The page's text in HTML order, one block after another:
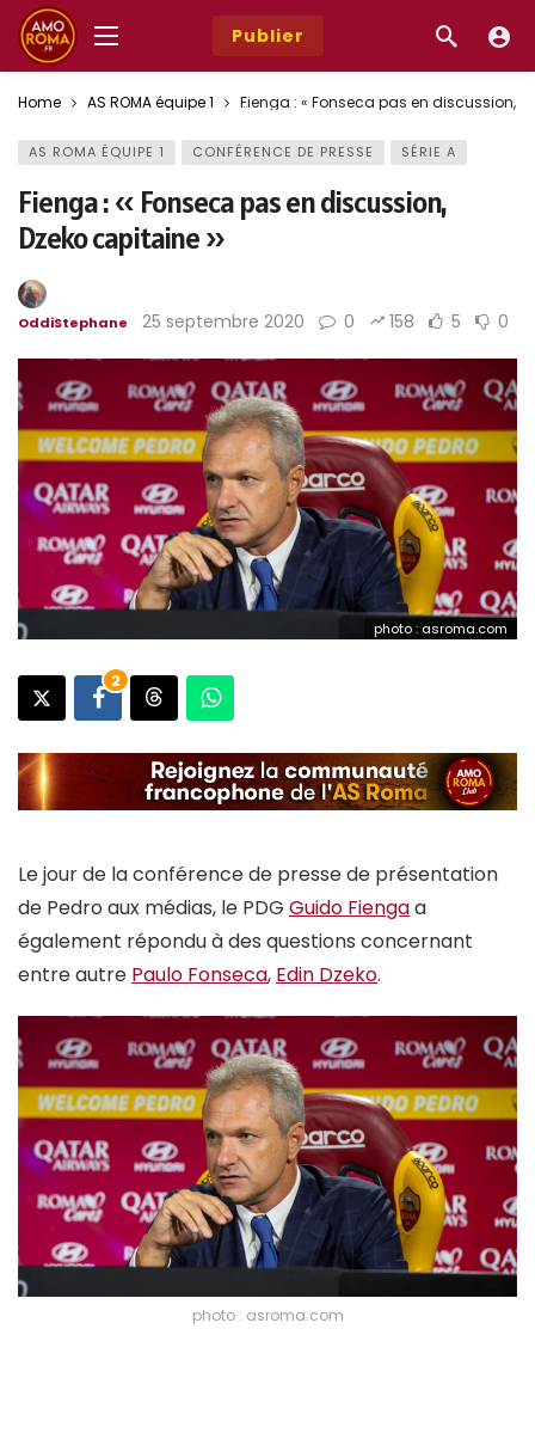
Publier
Home AS ROMA équipe 1 Fienga : « Fonseca pas en discussion,
AS ROMA ÉQUIPE 1 CONFÉRENCE DE PRESSE SÉRIE A
Fienga : « Fonseca pas en discussion,
Dzeko capitaine »
OddiStephane 25 septembre 2020 0 158 5 0
photo : asroma.com
2
Le jour de la conférence de presse de présentation
de Pedro aux médias, le PDG Guido Fiengaa
également répondu à des questions concernant
entre autre Paulo Fonseca, Edin Dzeko.
photo : asroma.com